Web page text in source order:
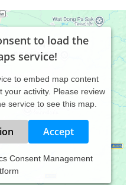
to load the
service!
to embed map content
activity. Please review
service to see this map.
Accept
Consent Management